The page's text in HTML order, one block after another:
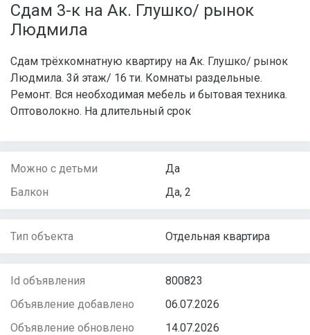
Сдам 3-к на Ак. Глушко/ рынок
Людмила
Сдам трёхкомнатную квартиру на Ак. Глушко/ рынок
Людмила. 3й этаж/ 16 ти. Комнаты раздельные.
Ремонт. Вся необходимая мебель и бытовая техника.
Оптоволокно. На длительный срок
Можно с детьми
Да
Балкон
Да, 2
Тип объекта Отдельная квартира
Id объявления
800823
Объявление добавлено
06.07.2026
Объявление обновлено
14.07.2026